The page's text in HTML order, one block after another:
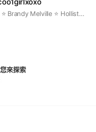
追蹤ig: coo1girlxoxo 看更多！ ⭐️ Brandy Melville ⭐️ Hollister ⭐️ Edikted ⭐️ Subdued ⭐️ Jellycat ⭐️ W.Management 進群後請查看重要貼文📌 #bm風 #bmgirl
來探索